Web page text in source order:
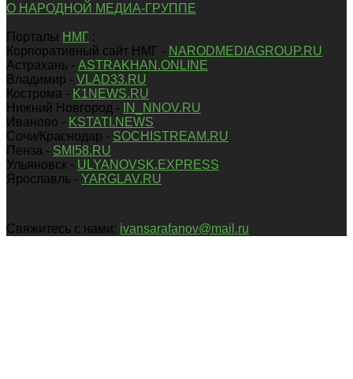
О НАРОДНОЙ МЕДИА-ГРУППЕ
Порталы НМГ :
Корпоративный сайт НМГ - NARODMEDIAGROUP.RU
Астрахань - ASTRAKHAN.ONLINE
Владимир - VLAD33.RU
Кострома - K1NEWS.RU
Нижний Новгород -
IN_NNOV.RU
Иваново - KSTATI.NEWS
Сочи/Краснодар - SOCHISTREAM.RU
Пенза - SMI58.RU
Ульяновск - ULYANOVSK.EXPRESS
Ярославль - YARGLAV.RU
Свяжитесь с нами: ivansarafanov@mail.ru